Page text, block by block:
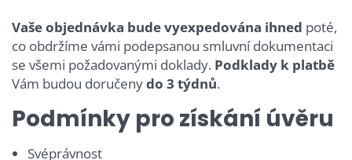
Vaše objednávka bude vyexpedována ihned poté,
co obdržíme vámi podepsanou smluvní dokumentaci
se všemi požadovanými doklady. Podklady k platbě
Vám budou doručenydo 3 týdnů.
Podmínky pro získání úvěru
Svéprávnost